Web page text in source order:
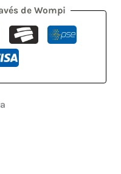
de Wompi